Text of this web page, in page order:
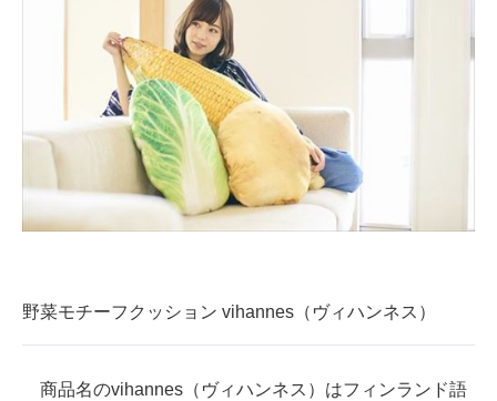
好きが集まる 比べて選べる
ビジネスと働き方のヒント
AI活用のいまが分かる
企業ITのトレンドを詳説
経営リーダーのコミュニティ
ITエンジニア向け専門サイト
野菜モチーフクッション vihannes（ヴィハンネス）
商品名のvihannes（ヴィハンネス）はフィンランド語